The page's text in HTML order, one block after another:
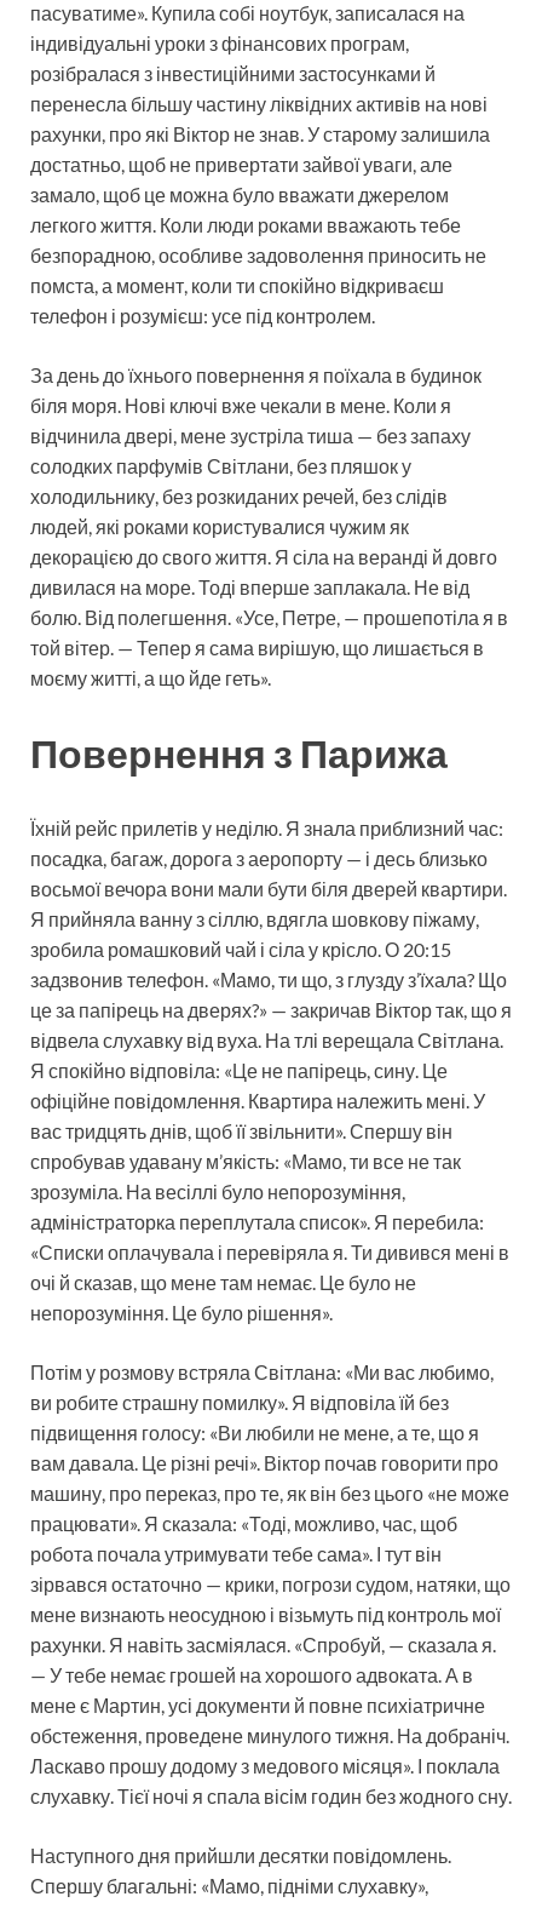
пасуватиме». Купила собі ноутбук, записалася на
індивідуальні уроки з фінансових програм,
розібралася з інвестиційними застосунками й
перенесла більшу частину ліквідних активів на нові
рахунки, про які Віктор не знав. У старому залишила
достатньо, щоб не привертати зайвої уваги, але
замало, щоб це можна було вважати джерелом
легкого життя. Коли люди роками вважають тебе
безпорадною, особливе задоволення приносить не
помста, а момент, коли ти спокійно відкриваєш
телефон і розумієш: усе під контролем.
За день до їхнього повернення я поїхала в будинок
біля моря. Нові ключі вже чекали в мене. Коли я
відчинила двері, мене зустріла тиша — без запаху
солодких парфумів Світлани, без пляшок у
холодильнику, без розкиданих речей, без слідів
людей, які роками користувалися чужим як
декорацією до свого життя. Я сіла на веранді й довго
дивилася на море. Тоді вперше заплакала. Не від
болю. Від полегшення. «Усе, Петре, — прошепотіла я в
той вітер. — Тепер я сама вирішую, що лишається в
моєму житті, а що йде геть».
Повернення з Парижа
Їхній рейс прилетів у неділю. Я знала приблизний час:
посадка, багаж, дорога з аеропорту — і десь близько
восьмої вечора вони мали бути біля дверей квартири.
Я прийняла ванну з сіллю, вдягла шовкову піжаму,
зробила ромашковий чай і сіла у крісло. О 20:15
задзвонив телефон. «Мамо, ти що, з глузду з’їхала? Що
це за папірець на дверях?» — закричав Віктор так, що я
відвела слухавку від вуха. На тлі верещала Світлана.
Я спокійно відповіла: «Це не папірець, сину. Це
офіційне повідомлення. Квартира належить мені. У
вас тридцять днів, щоб її звільнити». Спершу він
спробував удавану м’якість: «Мамо, ти все не так
зрозуміла. На весіллі було непорозуміння,
адміністраторка переплутала список». Я перебила:
«Списки оплачувала і перевіряла я. Ти дивився мені в
очі й сказав, що мене там немає. Це було не
непорозуміння. Це було рішення».
Потім у розмову встряла Світлана: «Ми вас любимо,
ви робите страшну помилку». Я відповіла їй без
підвищення голосу: «Ви любили не мене, а те, що я
вам давала. Це різні речі». Віктор почав говорити про
машину, про переказ, про те, як він без цього «не може
працювати». Я сказала: «Тоді, можливо, час, щоб
робота почала утримувати тебе сама». І тут він
зірвався остаточно — крики, погрози судом, натяки, що
мене визнають неосудною і візьмуть під контроль мої
рахунки. Я навіть засміялася. «Спробуй, — сказала я.
— У тебе немає грошей на хорошого адвоката. А в
мене є Мартин, усі документи й повне психіатричне
обстеження, проведене минулого тижня. На добраніч.
Ласкаво прошу додому з медового місяця». І поклала
слухавку. Тієї ночі я спала вісім годин без жодного сну.
Наступного дня прийшли десятки повідомлень.
Спершу благальні: «Мамо, підніми слухавку»,